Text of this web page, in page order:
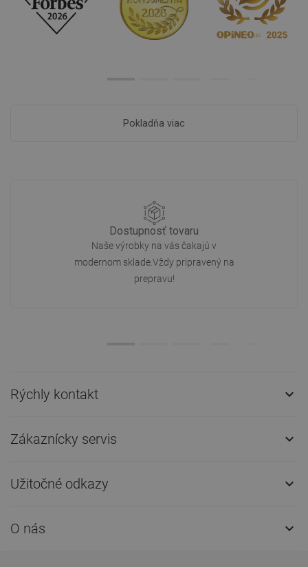
Pokladňa viac
Dostupnosť tovaru
Naše výrobky na vás čakajú v
modernom sklade.Vždy pripravený na
prepravu!
Rýchly kontakt 
Zákaznícky servis 
Užitočné odkazy 
O nás 